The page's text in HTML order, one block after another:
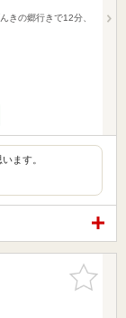
きの郷行きで12分、
ます。
お気に入
りに追加